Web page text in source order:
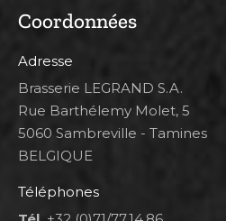
Coordonnées
Adresse
Brasserie LEGRAND S.A.
Rue Barthélemy Molet, 5
5060 Sambreville - Tamines
BELGIQUE
Téléphones